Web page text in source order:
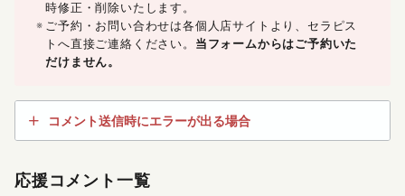
時修正・削除いたします。
ご予約・お問い合わせは各個人店サイトより、セラピス
トへ直接ご連絡ください。 当フォームからはご予約いた
だけません。
コメント送信時にエラーが出る場合
応援コメント一覧